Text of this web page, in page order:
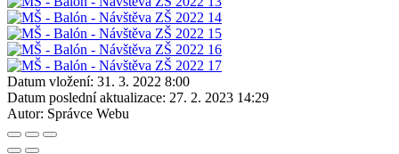
Datum vložení: 31. 3. 2022 8:00
Datum poslední aktualizace: 27. 2. 2023 14:29
Autor: Správce Webu